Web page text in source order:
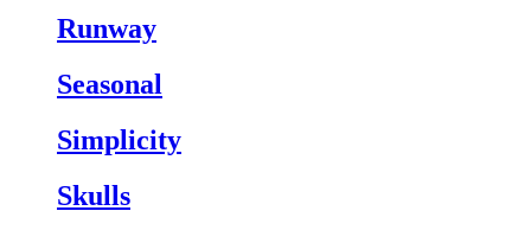
Runway
Seasonal
Simplicity
Skulls